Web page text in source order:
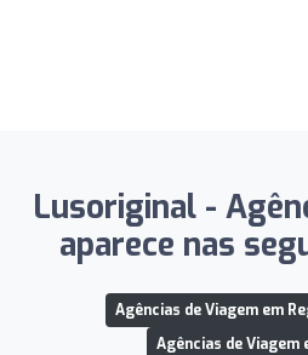
Lusoriginal -
aparece nas
Agências de Viagem em
Agências de Viagem